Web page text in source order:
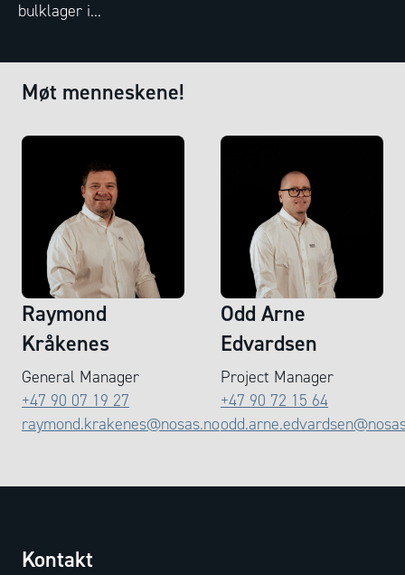
bulklager i...
Møt menneskene!
Raymond
Kråkenes
General Manager
+47 90 07 19 27
raymond.krakenes@nosas.no
Odd Arne
Edvardsen
Project Manager
+47 90 72 15 64
Kontakt